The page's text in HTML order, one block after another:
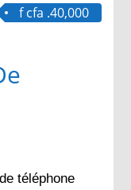
f cfa .40,000
téléphone